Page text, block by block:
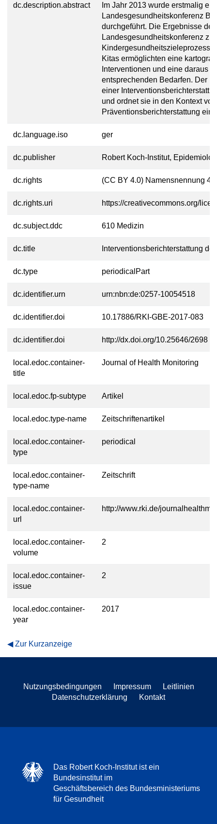
dc.description.abstract
Im Jahr 2013 wurde erstmalig
Landesgesundheitskonferenz
durchgeführt. Die Ergebnisse
Landesgesundheitskonferenz zu
Kindergesundheitszieleprozess
Kitas ermöglichten eine
Interventionen und eine daraus
entsprechenden Bedarfen. Der
einer
und ordnet sie in den Kontext
Präventionsberichterstattung ein.
dc.language.iso ger
dc.publisher Robert Koch-Institut,
dc.rights (CC BY 4.0) Namensnennung
dc.rights.uri https://creativecommons.org/
dc.subject.ddc 610 Medizin
dc.title Interventionsberichterstattung
dc.type periodicalPart
dc.identifier.urn urn:nbn:de:0257-10054518
dc.identifier.doi 10.17886/RKI-GBE-2017-083
dc.identifier.doi http://dx.doi.org/10.25646/2698
local.edoc.container-
title
Journal of Health Monitoring
local.edoc.fp-subtype Artikel
local.edoc.type-name Zeitschriftenartikel
local.edoc.container-
type
periodical
local.edoc.container-
type-name
Zeitschrift
local.edoc.container-
url
http://www.rki.de/
local.edoc.container-
volume
2
local.edoc.container-
issue
2
local.edoc.container-
year
2017
Zur Kurzanzeige
Nutzungsbedingungen Impressum
Leitlinien
Datenschutzerklärung
Kontakt
Das Robert Koch-Institut ist ein
Bundesinstitut im
Geschäftsbereich des Bundesministeriums
für Gesundheit